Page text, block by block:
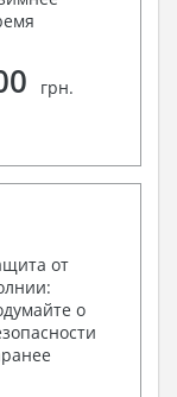
грн.
от
о